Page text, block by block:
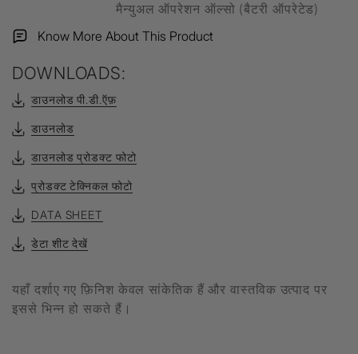
मैन्युअल ऑपरेशन ऑल्सो (बैटरी ऑपरेटेड)
Know More About This Product
DOWNLOADS:
डाउनलोड पी.डी.ऍफ़
डाउनलोड
डाउनलोड प्रोडक्ट फोटो
प्रोडक्ट टेक्निकल फोटो
DATA SHEET
डेटा शीट देखें
यहाँ दर्शाए गए फ़िनिश केवल सांकेतिक हैं और वास्तविक उत्पाद पर
इससे भिन्न हो सकते हैं।